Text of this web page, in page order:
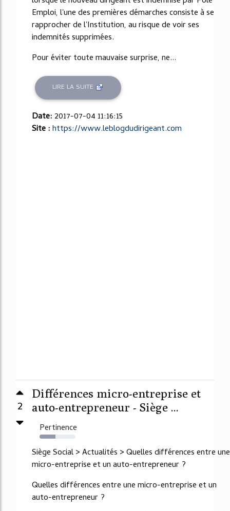
Emploi, l'une des premières démarches consiste à se
rapprocher de l'Institution, au risque de voir ses
indemnités supprimées.
Pour éviter toute mauvaise surprise, ne...
LIRE LA SUITE
Date: 2017-07-04 11:16:15
Site :https://www.leblogdudirigeant.com
2
Différences micro-entreprise et
auto-entrepreneur - Siège ...
Pertinence
44%
Siège Social > Actualités > Quelles différences entre une
micro-entreprise et un auto-entrepreneur ?
Quelles différences entre une micro-entreprise et un
auto-entrepreneur ?